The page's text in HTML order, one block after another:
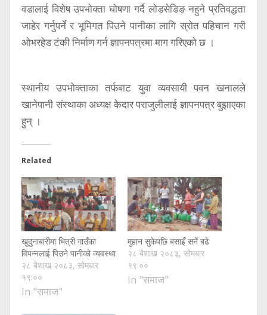
वडालाई विशेष उपभोक्ता घोषणा गर्दै लोडसेडिङ नहुने प्रतिवद्धता
जाहेर गर्नुपर्ने र भूमिगत पिउने पानीका लागि स्रोत पहिचान गरी
ओभरहेड टंकी निर्माण गर्न ज्ञापनपत्रमा माग गरिएको छ ।
स्थानीय उपभोक्ताका तर्फबाट युवा व्यवसायी पवन खनालले
खानेपानी संस्थाका अध्यक्ष केदार पराजुलीलाई ज्ञापनपत्र बुझाएका
हुन् ।
Related
खुदुनाबारीमा भित्री गाउँका
विपन्नलाई पिउने पानीको व्यवस्था
२८ बैशाख २०८३, सोमबार
१९:००
In "समाज"
मुहान सुकेपछि बसाइँ सर्ने बढे
२८ बैशाख २०८३, सोमबार
१९:००
In "समाज"